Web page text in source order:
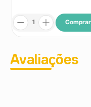
Comprar
Avaliações